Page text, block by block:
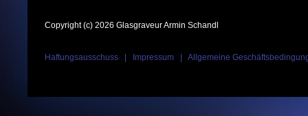
Copyright (c) 2026 Glasgraveur Armin Schandl
Haftungsausschuss Impressum Allgemeine